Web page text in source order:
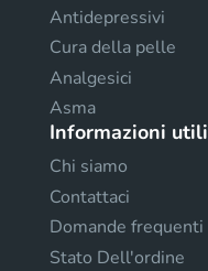
Antidepressivi
Cura della pelle
Analgesici
Asma
Informazioni utili
Chi siamo
Contattaci
Domande frequenti
Stato Dell'ordine